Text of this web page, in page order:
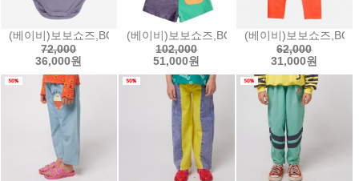
(베이비)보보쇼즈,BOBO CHOSES Hug Me Bear body허그미 베어
72,000
36,000원
(베이비)보보쇼즈,BOBO CHOSES Color
102,000
51,000원
(베이비)보보쇼즈
62,000
31,000원